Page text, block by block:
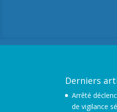
Derniers
Arrêté
de vigilance